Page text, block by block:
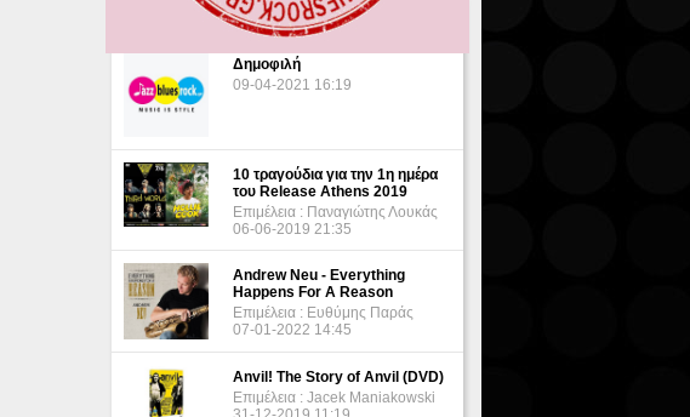
ΔΗΜΟΦΙΛΗ ΘΕΜΑΤΑ
Δημοφιλή
09-04-2021 16:19
10 τραγούδια για την 1η ημέρα
του Release Athens 2019
Επιμέλεια : Παναγιώτης Λουκάς
06-06-2019 21:35
Andrew Neu - Everything
Happens For A Reason
Επιμέλεια : Ευθύμης Παράς
07-01-2022 14:45
Anvil! The Story of Anvil (DVD)
Επιμέλεια : Jacek Maniakowski